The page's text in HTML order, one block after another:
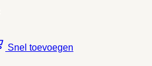
Snel toevoegen